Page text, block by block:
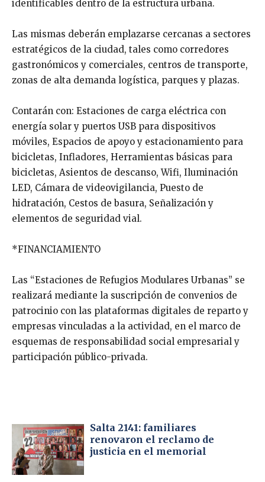
identificables dentro de la estructura urbana.
Las mismas deberán emplazarse cercanas a sectores
estratégicos de la ciudad, tales como corredores
gastronómicos y comerciales, centros de transporte,
zonas de alta demanda logística, parques y plazas.
Contarán con: Estaciones de carga eléctrica con
energía solar y puertos USB para dispositivos
móviles, Espacios de apoyo y estacionamiento para
bicicletas, Infladores, Herramientas básicas para
bicicletas, Asientos de descanso, Wifi, Iluminación
LED, Cámara de videovigilancia, Puesto de
hidratación, Cestos de basura, Señalización y
elementos de seguridad vial.
*FINANCIAMIENTO
Las “Estaciones de Refugios Modulares Urbanas” se
realizará mediante la suscripción de convenios de
patrocinio con las plataformas digitales de reparto y
empresas vinculadas a la actividad, en el marco de
esquemas de responsabilidad social empresarial y
participación público-privada.
Salta 2141: familiares
renovaron el reclamo de
justicia en el memorial